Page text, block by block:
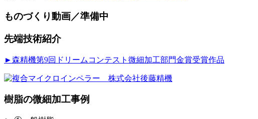
ものづくり動画／準備中
先端技術紹介
►森精機第9回ドリームコンテスト微細加工部門金賞受賞作品
樹脂の微細加工事例